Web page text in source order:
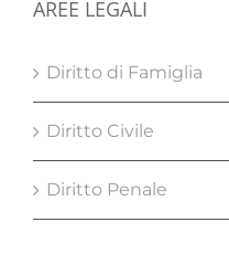
AREE LEGALI
Diritto di Famiglia
Diritto Civile
Diritto Penale